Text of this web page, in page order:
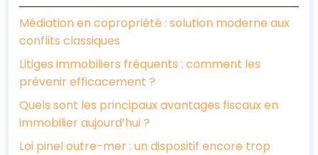
Médiation en copropriété : solution moderne aux
conflits classiques
Litiges immobiliers fréquents : comment les
prévenir efficacement ?
Quels sont les principaux avantages fiscaux en
immobilier aujourd’hui ?
Loi pinel outre-mer : un dispositif encore trop